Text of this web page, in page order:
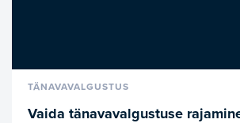
TÄNAVAVALGUSTUS
Vaida tänavavalgustuse